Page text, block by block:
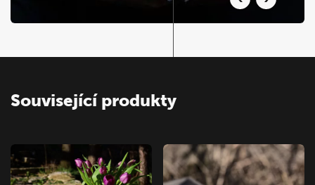
Související produkty